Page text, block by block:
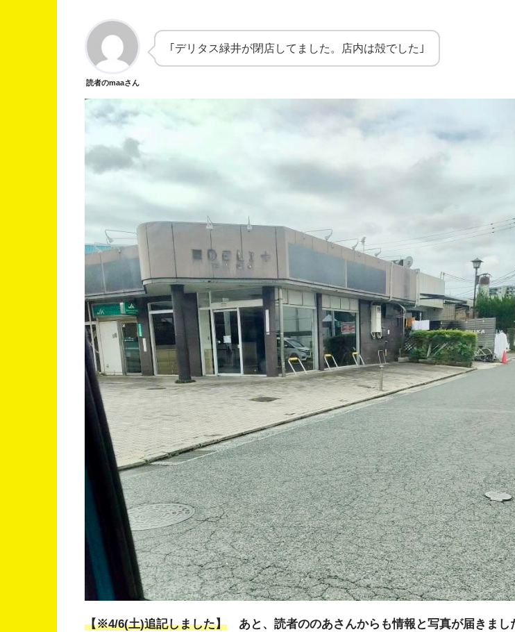
読者のmaaさん
｢デリタス緑井が閉店してました。店内は殻でした｣
【※4/6(土)追記しました】 あと、読者ののあさんからも情報と写真が届きまし